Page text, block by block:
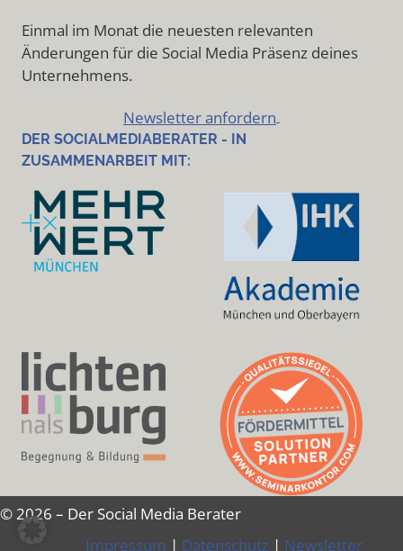
Einmal im Monat die neuesten relevanten
Änderungen für die Social Media Präsenz deines
Unternehmens.
Newsletter anfordern
DER SOCIALMEDIABERATER - IN
ZUSAMMENARBEIT MIT:
© 2026 – Der Social Media Berater
Impressum | Datenschutz | Newsletter